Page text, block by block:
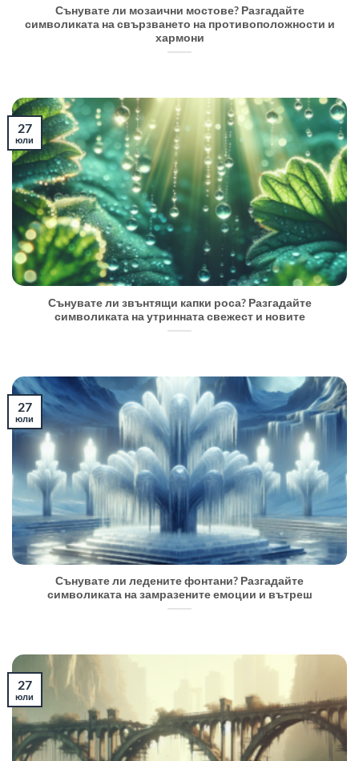
Сънувате ли мозаични мостове? Разгадайте
символиката на свързването на противоположности и
хармони
Сънувате ли звънтящи капки роса? Разгадайте
символиката на утринната свежест и новите
27
юли
Сънувате ли ледените фонтани? Разгадайте
символиката на замразените емоции и вътреш
27
юли
27
юли